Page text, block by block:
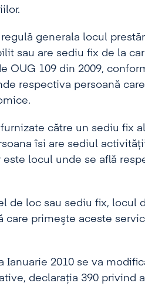
regulă generala locul
sau are sediu fix de la
OUG 109 din 2009,
respectiva persoană
către un sediu fix
îsi are sediul
este locul unde se află
de loc sau sediu fix, locul
care primeşte aceste
Ianuarie 2010 se va
declaraţia 390 privind